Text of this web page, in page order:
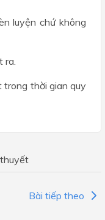
luyện chứ không
thời gian quy
Bài tiếp theo